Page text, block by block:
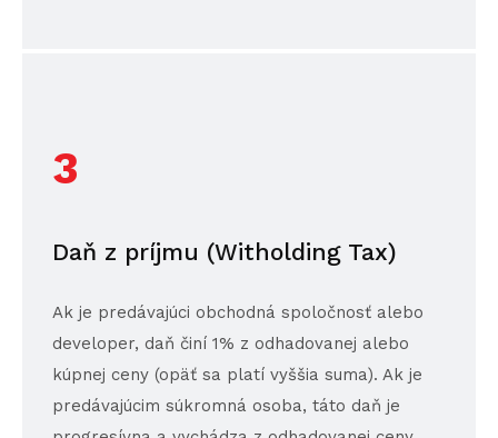
3
Daň z príjmu (Witholding Tax)
Ak je predávajúci obchodná spoločnosť alebo
developer, daň činí 1% z odhadovanej alebo
kúpnej ceny (opäť sa platí vyššia suma). Ak je
predávajúcim súkromná osoba, táto daň je